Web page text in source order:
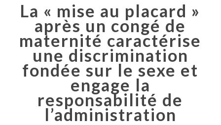
La « mise au placard »
après un congé de
maternité caractérise
une discrimination
fondée sur le sexe et
engage la
responsabilité de
l’administration